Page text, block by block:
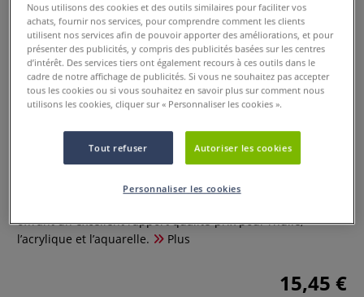
Set K de 5 pinceaux Soft Grip
Royal & Langnickel
offrant un excellent rapport qualité-prix pour l’huile,
l’acrylique et l’aquarelle.
Plus
15,45 €
Nous utilisons des cookies et des outils similaires pour faciliter vos
achats, fournir nos services, pour comprendre comment les clients
utilisent nos services afin de pouvoir apporter des améliorations, et pour
présenter des publicités, y compris des publicités basées sur les centres
d’intérêt. Des services tiers ont également recours à ces outils dans le
cadre de notre affichage de publicités. Si vous ne souhaitez pas accepter
tous les cookies ou si vous souhaitez en savoir plus sur comment nous
utilisons les cookies, cliquer sur « Personnaliser les cookies ».
Tout refuser Autoriser les cookies
Personnaliser les cookies